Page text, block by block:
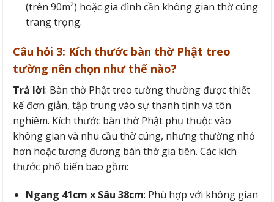
(trên 90m²) hoặc gia đình cần không gian thờ cúng
trang trọng.
Câu hỏi 3: Kích thước bàn thờ Phật treo
tường nên chọn như thế nào?
Trả lời: Bàn thờ Phật treo tường thường được thiết
kế đơn giản, tập trung vào sự thanh tịnh và tôn
nghiêm. Kích thước bàn thờ Phật phụ thuộc vào
không gian và nhu cầu thờ cúng, nhưng thường nhỏ
hơn hoặc tương đương bàn thờ gia tiên. Các kích
thước phổ biến bao gồm:
Ngang 41cm x Sâu 38cm: Phù hợp với không gian